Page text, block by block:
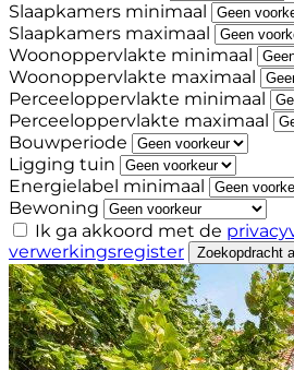
Slaapkamers minimaal
Slaapkamers maximaal
Woonoppervlakte minimaal
Woonoppervlakte maximaal
Perceeloppervlakte minimaal
Perceeloppervlakte maximaal
Bouwperiode
Ligging tuin
Energielabel minimaal
Bewoning
Ik ga akkoord met de
verwerkingsregister
Zoekopdracht